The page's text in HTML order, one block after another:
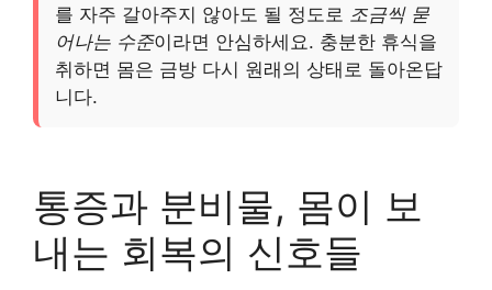
를 자주 갈아주지 않아도 될 정도로 조금씩 묻
어나는 수준이라면 안심하세요. 충분한 휴식을
취하면 몸은 금방 다시 원래의 상태로 돌아온답
니다.
통증과 분비물, 몸이 보
내는 회복의 신호들